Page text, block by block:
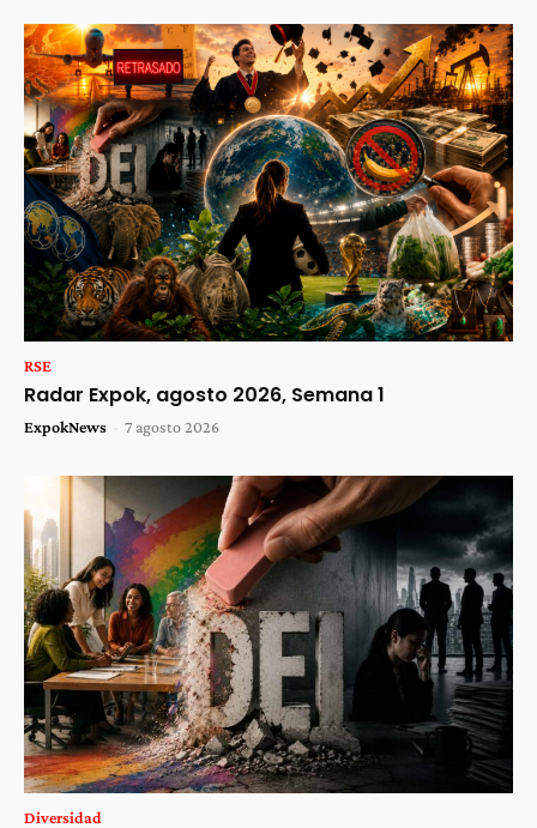
RSE
Radar Expok, agosto 2026, Semana 1
ExpokNews - 7 agosto 2026
Diversidad